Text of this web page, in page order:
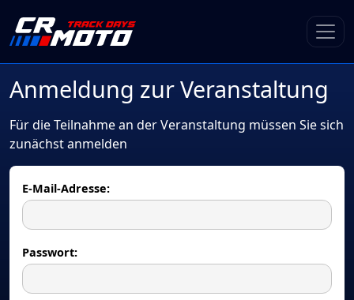
Anmeldung zur Veranstaltung
Für die Teilnahme an der Veranstaltung müssen Sie sich
zunächst anmelden
E-Mail-Adresse:
Passwort: